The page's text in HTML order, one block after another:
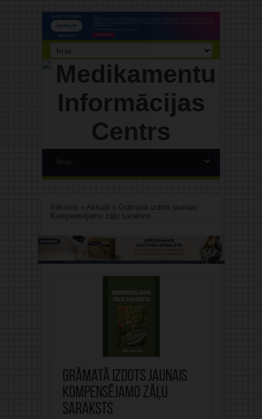
Sākums » Aktuāli » Grāmatā izdots jaunais
Kompensējamo zāļu saraksts
Grāmatā izdots jaunais
Kompensējamo zāļu
saraksts